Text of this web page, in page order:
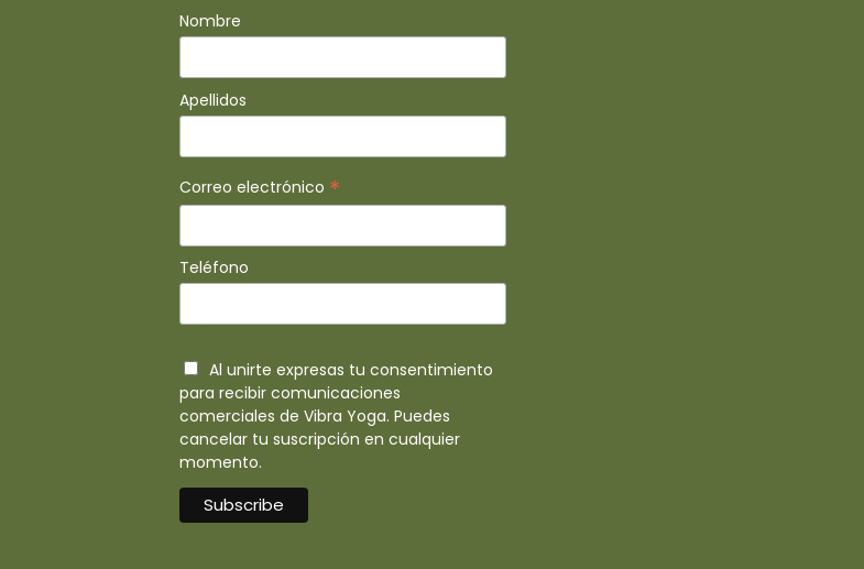
Nombre
Apellidos
Correo electrónico *
Teléfono
Al unirte expresas tu consentimiento
para recibir comunicaciones
comerciales de Vibra Yoga. Puedes
cancelar tu suscripción en cualquier
momento.